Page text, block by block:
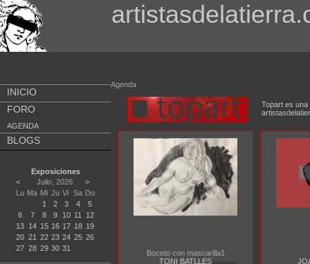
INICIO
FORO
AGENDA
BLOGS
Exposiciones
<
Julio, 2026
>
Lu Ma Mi Ju Vi Sa Do
1
2 3 4
5
6
7 8 9 10 11
12
13 14 15 16 17 18 19
20 21 22 23 24 25 26
27 28 29 30 31
Agenda
Topart es
Boceto con mascarilla1
TONI BATLLES